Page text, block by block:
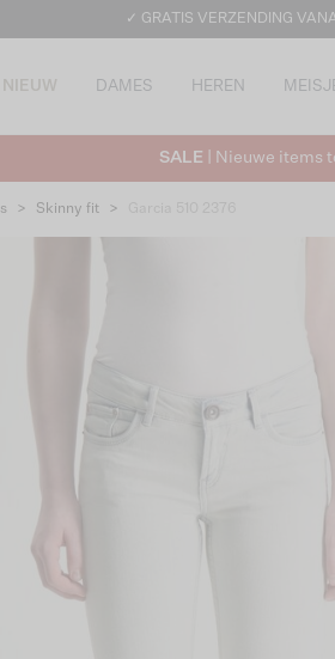
✓ GRATIS VERZENDING
NIEUW DAMES HEREN
SALE | Nieuwe items
> Skinny fit >